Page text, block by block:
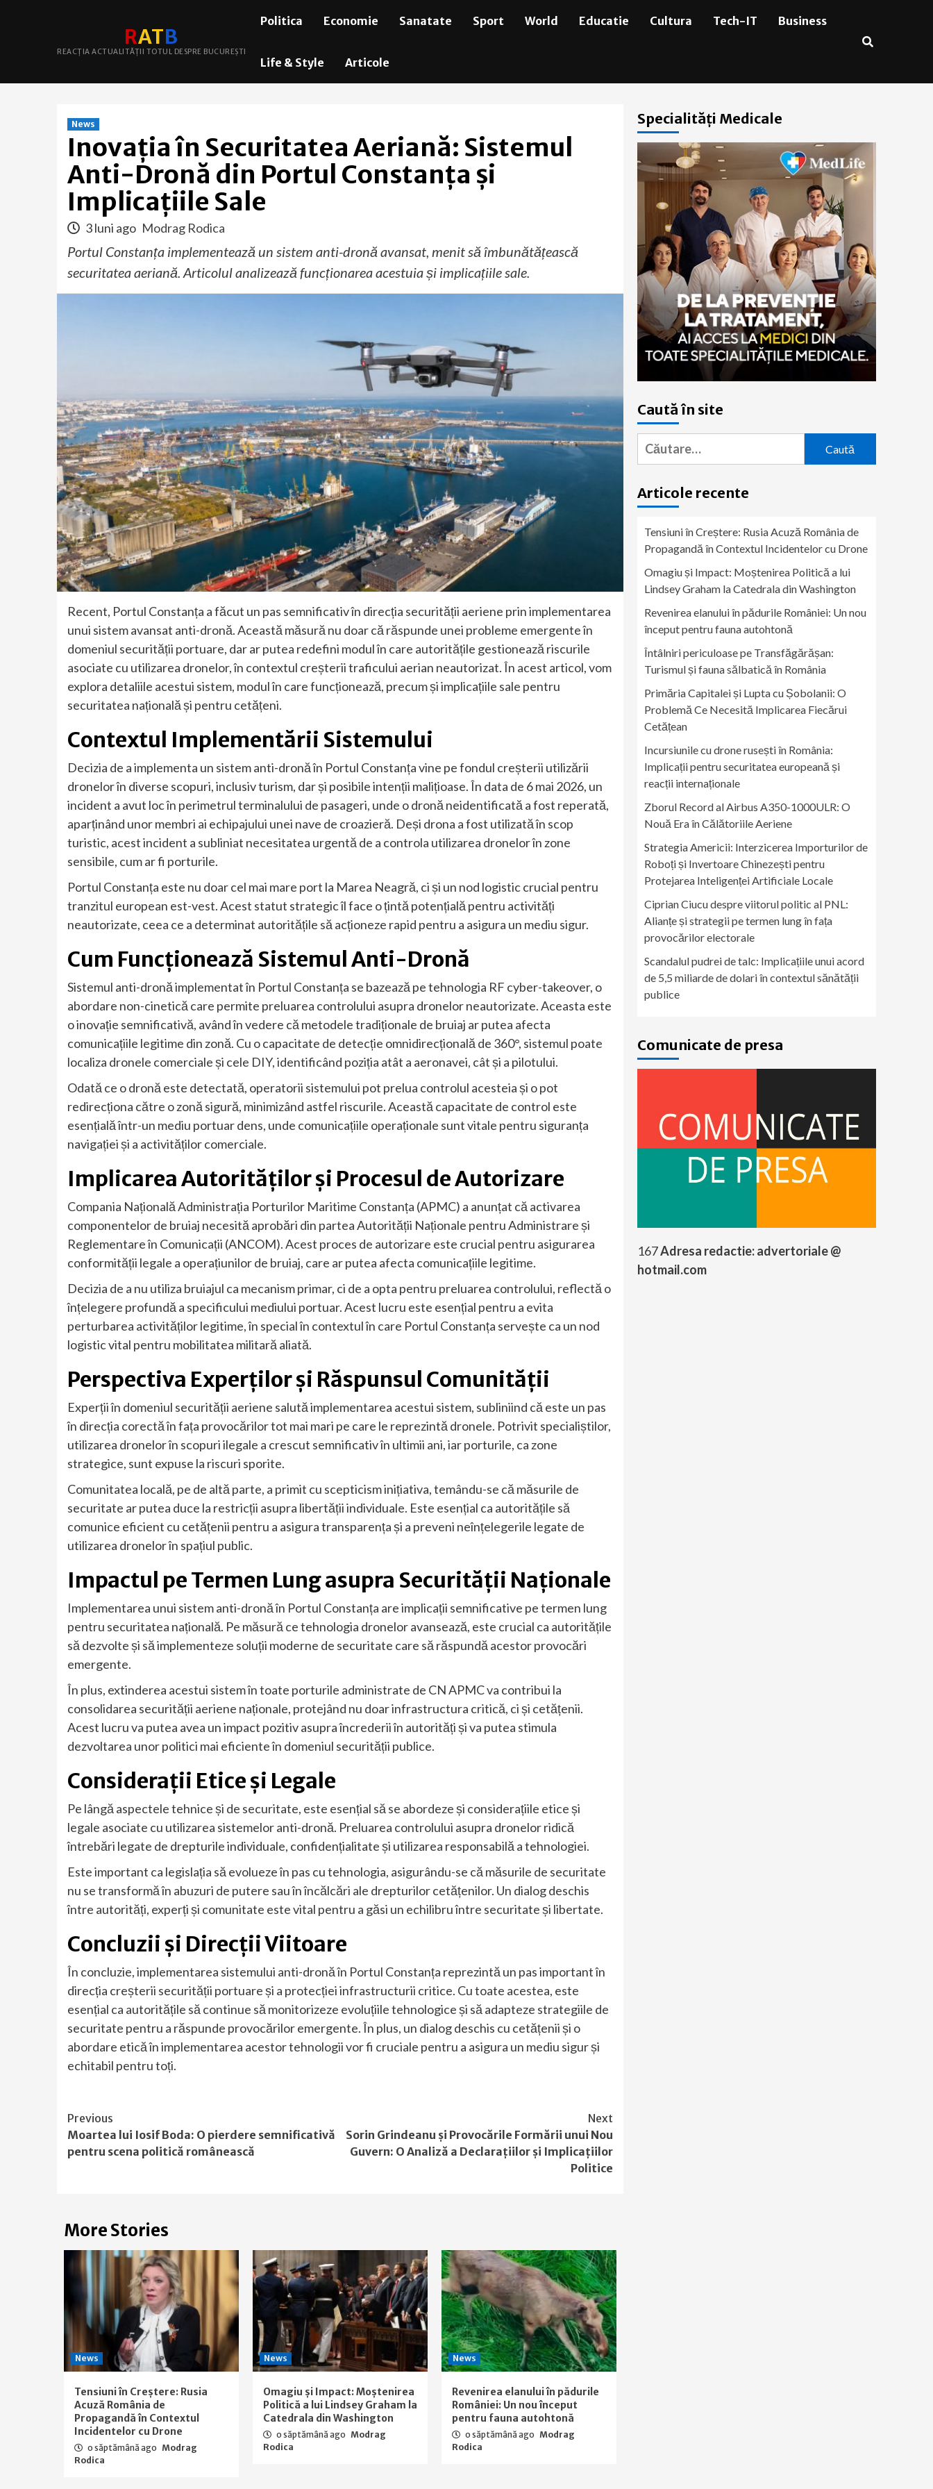
RATB
REACȚIA ACTUALITĂȚII TOTUL DESPRE BUCUREȘTI
Politica Economie Sanatate Sport World Educatie Cultura Tech-IT Business
Life & Style Articole
News
Inovația în Securitatea Aeriană: Sistemul
Anti-Dronă din Portul Constanța și
Implicațiile Sale
3 luni ago Modrag Rodica
Portul Constanța implementează un sistem anti-dronă avansat, menit să îmbunătățească
securitatea aeriană. Articolul analizează funcționarea acestuia și implicațiile sale.
Recent, Portul Constanța a făcut un pas semnificativ în direcția securității aeriene prin implementarea
unui sistem avansat anti-dronă. Această măsură nu doar că răspunde unei probleme emergente în
domeniul securității portuare, dar ar putea redefini modul în care autoritățile gestionează riscurile
asociate cu utilizarea dronelor, în contextul creșterii traficului aerian neautorizat. În acest articol, vom
explora detaliile acestui sistem, modul în care funcționează, precum și implicațiile sale pentru
securitatea națională și pentru cetățeni.
Contextul Implementării Sistemului
Decizia de a implementa un sistem anti-dronă în Portul Constanța vine pe fondul creșterii utilizării
dronelor în diverse scopuri, inclusiv turism, dar și posibile intenții malițioase. În data de 6 mai 2026, un
incident a avut loc în perimetrul terminalului de pasageri, unde o dronă neidentificată a fost reperată,
aparținând unor membri ai echipajului unei nave de croazieră. Deși drona a fost utilizată în scop
turistic, acest incident a subliniat necesitatea urgentă de a controla utilizarea dronelor în zone
sensibile, cum ar fi porturile.
Portul Constanța este nu doar cel mai mare port la Marea Neagră, ci și un nod logistic crucial pentru
tranzitul european est-vest. Acest statut strategic îl face o țintă potențială pentru activități
neautorizate, ceea ce a determinat autoritățile să acționeze rapid pentru a asigura un mediu sigur.
Cum Funcționează Sistemul Anti-Dronă
Sistemul anti-dronă implementat în Portul Constanța se bazează pe tehnologia RF cyber-takeover, o
abordare non-cinetică care permite preluarea controlului asupra dronelor neautorizate. Aceasta este
o inovație semnificativă, având în vedere că metodele tradiționale de bruiaj ar putea afecta
comunicațiile legitime din zonă. Cu o capacitate de detecție omnidirecțională de 360°, sistemul poate
localiza dronele comerciale și cele DIY, identificând poziția atât a aeronavei, cât și a pilotului.
Odată ce o dronă este detectată, operatorii sistemului pot prelua controlul acesteia și o pot
redirecționa către o zonă sigură, minimizând astfel riscurile. Această capacitate de control este
esențială într-un mediu portuar dens, unde comunicațiile operaționale sunt vitale pentru siguranța
navigației și a activităților comerciale.
Implicarea Autorităților și Procesul de Autorizare
Compania Națională Administrația Porturilor Maritime Constanța (APMC) a anunțat că activarea
componentelor de bruiaj necesită aprobări din partea Autorității Naționale pentru Administrare și
Reglementare în Comunicații (ANCOM). Acest proces de autorizare este crucial pentru asigurarea
conformității legale a operațiunilor de bruiaj, care ar putea afecta comunicațiile legitime.
Decizia de a nu utiliza bruiajul ca mecanism primar, ci de a opta pentru preluarea controlului, reflectă o
înțelegere profundă a specificului mediului portuar. Acest lucru este esențial pentru a evita
perturbarea activităților legitime, în special în contextul în care Portul Constanța servește ca un nod
logistic vital pentru mobilitatea militară aliată.
Perspectiva Experților și Răspunsul Comunității
Experții în domeniul securității aeriene salută implementarea acestui sistem, subliniind că este un pas
în direcția corectă în fața provocărilor tot mai mari pe care le reprezintă dronele. Potrivit specialiștilor,
utilizarea dronelor în scopuri ilegale a crescut semnificativ în ultimii ani, iar porturile, ca zone
strategice, sunt expuse la riscuri sporite.
Comunitatea locală, pe de altă parte, a primit cu scepticism inițiativa, temându-se că măsurile de
securitate ar putea duce la restricții asupra libertății individuale. Este esențial ca autoritățile să
comunice eficient cu cetățenii pentru a asigura transparența și a preveni neînțelegerile legate de
utilizarea dronelor în spațiul public.
Impactul pe Termen Lung asupra Securității Naționale
Implementarea unui sistem anti-dronă în Portul Constanța are implicații semnificative pe termen lung
pentru securitatea națională. Pe măsură ce tehnologia dronelor avansează, este crucial ca autoritățile
să dezvolte și să implementeze soluții moderne de securitate care să răspundă acestor provocări
emergente.
În plus, extinderea acestui sistem în toate porturile administrate de CN APMC va contribui la
consolidarea securității aeriene naționale, protejând nu doar infrastructura critică, ci și cetățenii.
Acest lucru va putea avea un impact pozitiv asupra încrederii în autorități și va putea stimula
dezvoltarea unor politici mai eficiente în domeniul securității publice.
Considerații Etice și Legale
Pe lângă aspectele tehnice și de securitate, este esențial să se abordeze și considerațiile etice și
legale asociate cu utilizarea sistemelor anti-dronă. Preluarea controlului asupra dronelor ridică
întrebări legate de drepturile individuale, confidențialitate și utilizarea responsabilă a tehnologiei.
Este important ca legislația să evolueze în pas cu tehnologia, asigurându-se că măsurile de securitate
nu se transformă în abuzuri de putere sau în încălcări ale drepturilor cetățenilor. Un dialog deschis
între autorități, experți și comunitate este vital pentru a găsi un echilibru între securitate și libertate.
Concluzii și Direcții Viitoare
În concluzie, implementarea sistemului anti-dronă în Portul Constanța reprezintă un pas important în
direcția creșterii securității portuare și a protecției infrastructurii critice. Cu toate acestea, este
esențial ca autoritățile să continue să monitorizeze evoluțiile tehnologice și să adapteze strategiile de
securitate pentru a răspunde provocărilor emergente. În plus, un dialog deschis cu cetățenii și o
abordare etică în implementarea acestor tehnologii vor fi cruciale pentru a asigura un mediu sigur și
echitabil pentru toți.
Continue
Reading
Previous
Moartea lui Iosif Boda: O pierdere semnificativă
pentru scena politică românească
Next
Sorin Grindeanu și Provocările Formării unui Nou
Guvern: O Analiză a Declarațiilor și Implicațiilor
Politice
More Stories
News
Tensiuni în Creștere: Rusia
Acuză România de
Propagandă în Contextul
Incidentelor cu Drone
o săptămână ago Modrag
Rodica
News
Omagiu și Impact: Moștenirea
Politică a lui Lindsey Graham la
Catedrala din Washington
o săptămână ago Modrag
Rodica
News
Revenirea elanului în pădurile
României: Un nou început
pentru fauna autohtonă
o săptămână ago Modrag
Rodica
Specialități Medicale
Caută în site
Caută
după:
Articole recente
Tensiuni în Creștere: Rusia Acuză România de
Propagandă în Contextul Incidentelor cu Drone
Omagiu și Impact: Moștenirea Politică a lui
Lindsey Graham la Catedrala din Washington
Revenirea elanului în pădurile României: Un nou
început pentru fauna autohtonă
Întâlniri periculoase pe Transfăgărășan:
Turismul și fauna sălbatică în România
Primăria Capitalei și Lupta cu Șobolanii: O
Problemă Ce Necesită Implicarea Fiecărui
Cetățean
Incursiunile cu drone rusești în România:
Implicații pentru securitatea europeană și
reacții internaționale
Zborul Record al Airbus A350-1000ULR: O
Nouă Era în Călătoriile Aeriene
Strategia Americii: Interzicerea Importurilor de
Roboți și Invertoare Chinezești pentru
Protejarea Inteligenței Artificiale Locale
Ciprian Ciucu despre viitorul politic al PNL:
Alianțe și strategii pe termen lung în fața
provocărilor electorale
Scandalul pudrei de talc: Implicațiile unui acord
de 5,5 miliarde de dolari în contextul sănătății
publice
Comunicate de presa
167Adresa redactie: advertoriale @
hotmail.com